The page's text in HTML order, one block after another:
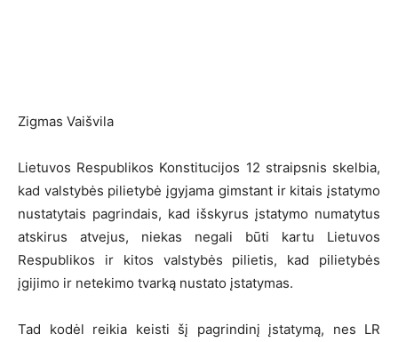
Zigmas Vaišvila
Lietuvos Respublikos Konstitucijos 12 straipsnis skelbia,
kad valstybės pilietybė įgyjama gimstant ir kitais įstatymo
nustatytais pagrindais, kad išskyrus įstatymo numatytus
atskirus atvejus, niekas negali būti kartu Lietuvos
Respublikos ir kitos valstybės pilietis, kad pilietybės
įgijimo ir netekimo tvarką nustato įstatymas.
Tad kodėl reikia keisti šį pagrindinį įstatymą, nes LR